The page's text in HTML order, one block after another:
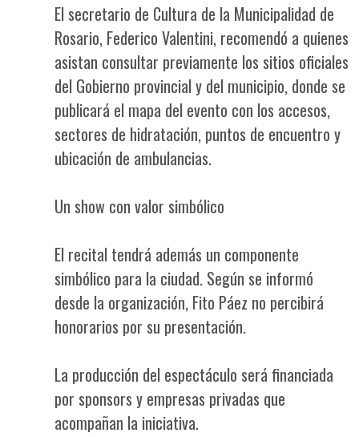
El secretario de Cultura de la Municipalidad de
Rosario, Federico Valentini, recomendó a quienes
asistan consultar previamente los sitios oficiales
del Gobierno provincial y del municipio, donde se
publicará el mapa del evento con los accesos,
sectores de hidratación, puntos de encuentro y
ubicación de ambulancias.
Un show con valor simbólico
El recital tendrá además un componente
simbólico para la ciudad. Según se informó
desde la organización, Fito Páez no percibirá
honorarios por su presentación.
La producción del espectáculo será financiada
por sponsors y empresas privadas que
acompañan la iniciativa.